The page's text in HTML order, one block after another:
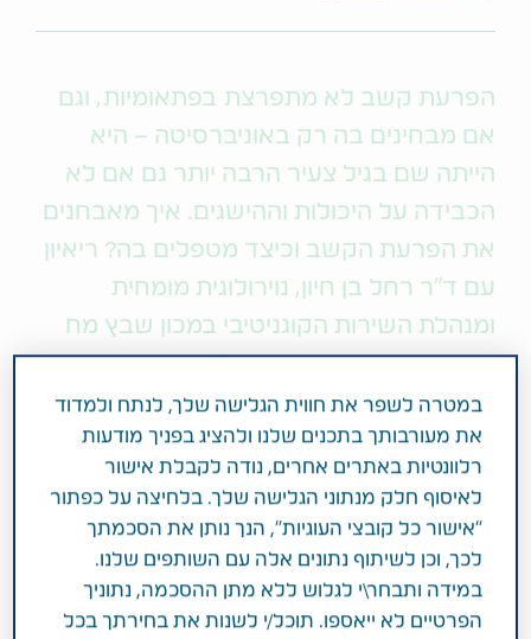
הפרעת קשב לא מתפרצת בפתאומיות, וגם
אם מבחינים בה רק באוניברסיטה – היא
הייתה שם בגיל צעיר הרבה יותר גם אם לא
הכבידה על היכולות וההישגים. איך מאבחנים
את הפרעת הקשב וכיצד מטפלים בה? ריאיון
עם ד״ר רחל בן חיון, נוירולוגית מומחית
ומנהלת השירות הקוגניטיבי במכון שבץ מח
וקוגניציה בקריה הרפואית לבריאות האדם
רמב"ם בחיפה
הראלה הלוי
במבחני הסמסטר של סוף השנה מאיה, סטודנטית
לביו-טכנולוגיה, נתקלה באתגר. היא התחילה את המבחן
בכימיה לכאורה בקלילות – כתבה תשובה מפורטת
ומנומקת, אלא שאז היא שבה וקראה את השאלה
במטרה לשפר את חווית הגלישה שלך, לנתח ולמדוד
את מעורבותך בתכנים שלנו ולהציג בפניך מודעות
רלוונטיות באתרים אחרים, נודה לקבלת אישור
לאיסוף חלק מנתוני הגלישה שלך. בלחיצה על כפתור
"אישור כל קובצי העוגיות", הנך נותן את הסכמתך
לכך, וכן לשיתוף נתונים אלה עם השותפים שלנו.
במידה ותבחר\י לגלוש ללא מתן ההסכמה, נתוניך
הפרטיים לא ייאספו. תוכל/י לשנות את בחירתך בכל